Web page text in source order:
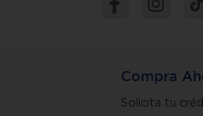
Compra
Solicita tu